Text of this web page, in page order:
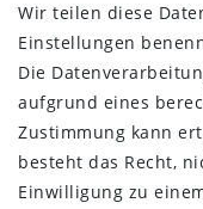
FOLGEN SIE UNS
Wir teilen diese
Einstellungen
Die
aufgrund eines
Zustimmung kann
besteht das Recht,
Einwilligung zu